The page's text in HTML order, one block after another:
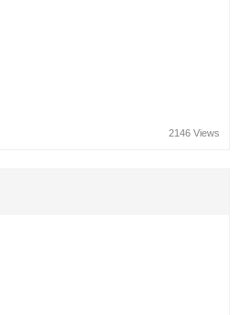
2146 Views